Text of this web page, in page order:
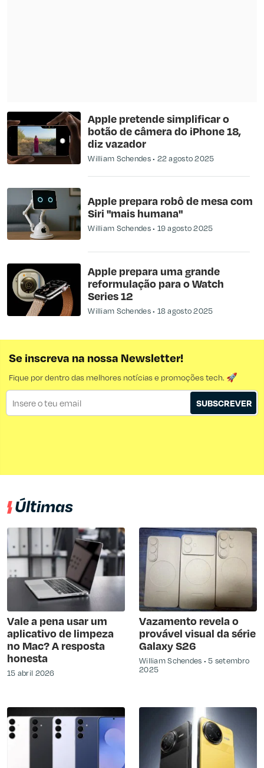
Apple pretende simplificar o
botão de câmera do iPhone 18,
diz vazador
William Schendes 22 agosto 2025
Apple prepara robô de mesa com
Siri "mais humana"
William Schendes 19 agosto 2025
Apple prepara uma grande
reformulação para o Watch
Series 12
William Schendes 18 agosto 2025
Se inscreva na nossa Newsletter!
Fique por dentro das melhores notícias e promoções tech. 🚀
SUBSCREVER
Últimas
Vale a pena usar um
aplicativo de limpeza
no Mac? A resposta
honesta
15 abril 2026
Vazamento revela o
provável visual da série
Galaxy S26
William Schendes
5 setembro
2025